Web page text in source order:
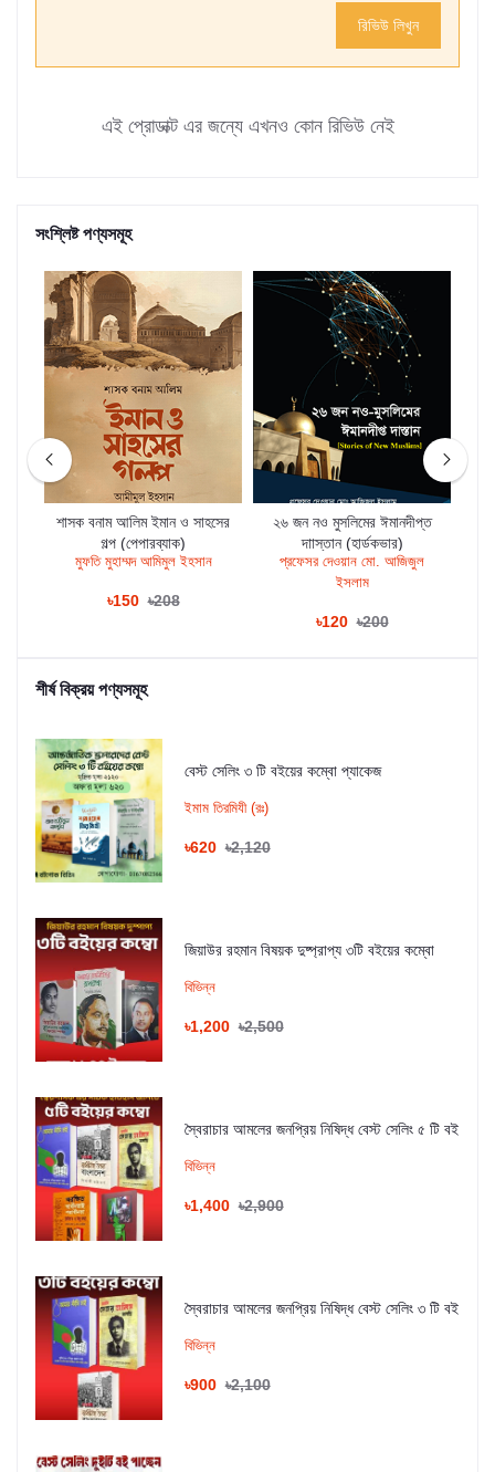
রিভিউ লিখুন
এই প্রোডাক্ট এর জন্যে এখনও কোন রিভিউ নেই
সংশ্লিষ্ট পণ্যসমূহ
শাসক বনাম আলিম ইমান ও সাহসের
গল্প (পেপারব্যাক)
মুফতি মুহাম্মদ আমিমুল ইহসান
৳150 ৳208
২৬ জন নও মুসলিমের ঈমানদীপ্ত
দাাস্তান (হার্ডকভার)
প্রফেসর দেওয়ান মো. আজিজুল
ইসলাম
৳120 ৳200
শীর্ষ বিক্রয় পণ্যসমূহ
বেস্ট সেলিং ৩ টি বইয়ের কম্বো প্যাকেজ
ইমাম তিরমিযী (রঃ)
৳620 ৳2,120
জিয়াউর রহমান বিষয়ক দুষ্প্রাপ্য ৩টি বইয়ের কম্বো
বিভিন্ন
৳1,200 ৳2,500
স্বৈরাচার আমলের জনপ্রিয় নিষিদ্ধ বেস্ট সেলিং ৫ টি বই
বিভিন্ন
৳1,400 ৳2,900
স্বৈরাচার আমলের জনপ্রিয় নিষিদ্ধ বেস্ট সেলিং ৩ টি বই
বিভিন্ন
৳900 ৳2,100